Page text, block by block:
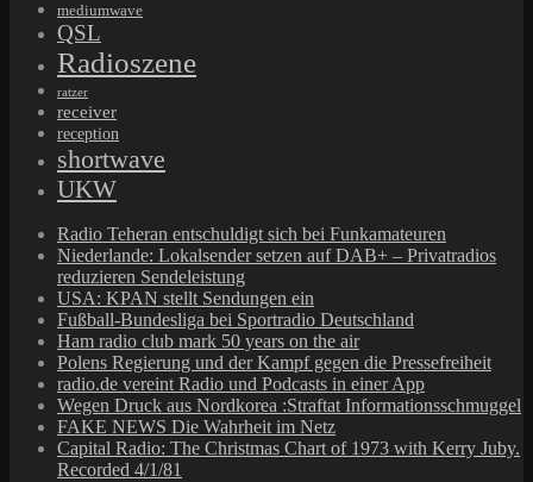
mediumwave
QSL
Radioszene
ratzer
receiver
reception
shortwave
UKW
Radio Teheran entschuldigt sich bei Funkamateuren
Niederlande: Lokalsender setzen auf DAB+ – Privatradios
reduzieren Sendeleistung
USA: KPAN stellt Sendungen ein
Fußball-Bundesliga bei Sportradio Deutschland
Ham radio club mark 50 years on the air
Polens Regierung und der Kampf gegen die Pressefreiheit
radio.de vereint Radio und Podcasts in einer App
Wegen Druck aus Nordkorea :Straftat Informationsschmuggel
FAKE NEWS Die Wahrheit im Netz
Capital Radio: The Christmas Chart of 1973 with Kerry Juby.
Recorded 4/1/81